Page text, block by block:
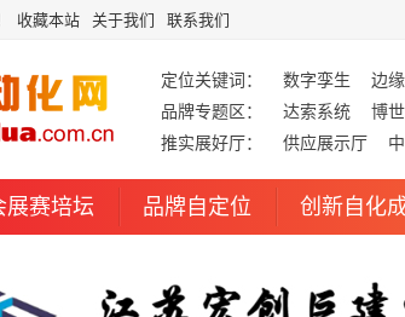
收藏本站 关于我们 联系我们
定位关键词： 数字孪生 边
品牌专题区：
达索系统 博世
推实展好厅：
供应展示厅
展赛培坛 品牌自定位 创新自化